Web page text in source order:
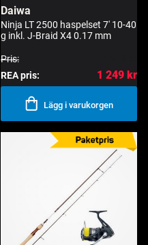
Daiwa
Ninja LT 2500 haspelset 7' 10-40
g inkl. J-Braid X4 0.17 mm
Pris:
REA pris:
1 249 kr
Lägg i varukorgen